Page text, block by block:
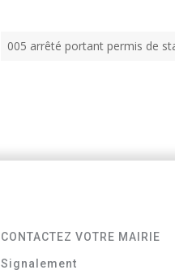
005 arrêté portant permis de
CONTACTEZ VOTRE MAIRIE
Signalement